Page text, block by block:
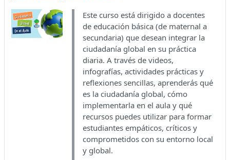
Este curso está dirigido a docentes
de educación básica (de maternal a
secundaria) que desean integrar la
ciudadanía global en su práctica
diaria. A través de videos,
infografías, actividades prácticas y
reflexiones sencillas, aprenderás qué
es la ciudadanía global, cómo
implementarla en el aula y qué
recursos puedes utilizar para formar
estudiantes empáticos, críticos y
comprometidos con su entorno local
y global.